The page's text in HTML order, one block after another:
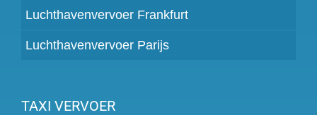
Luchthavenvervoer Frankfurt
Luchthavenvervoer Parijs
TAXI VERVOER